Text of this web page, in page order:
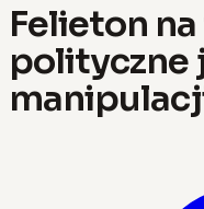
Felieton
polityczne